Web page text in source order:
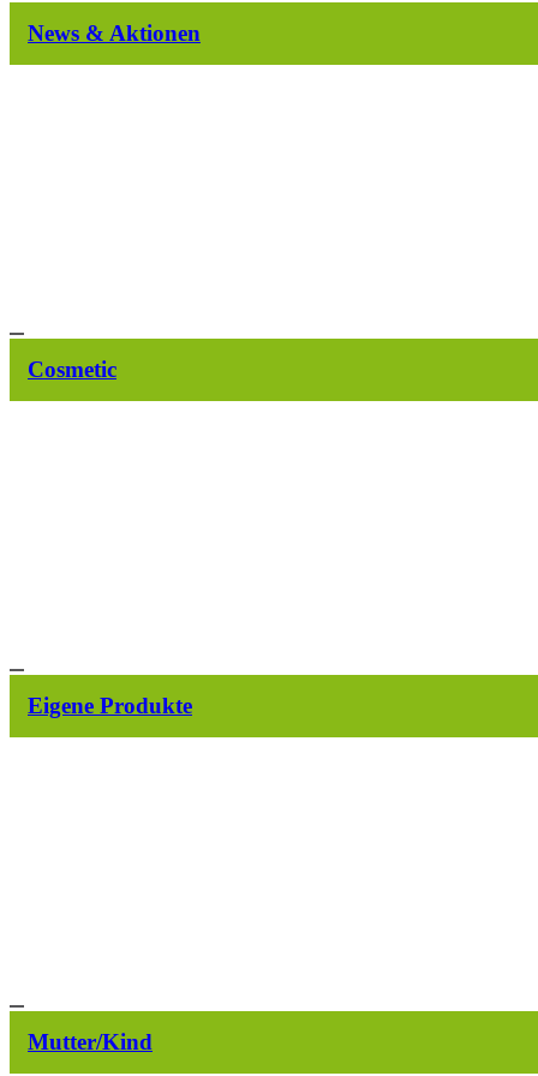
News & Aktionen
Cosmetic
Eigene Produkte
Mutter/Kind